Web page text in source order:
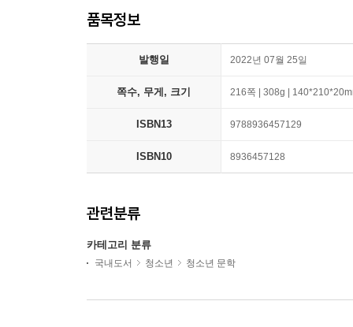
품목정보
발행일 2022년 07월 25일
쪽수, 무게, 크기 216쪽 | 308g |
ISBN13 9788936457129
ISBN10 8936457128
관련분류
카테고리 분류
국내도서 청소년 청소년 문학